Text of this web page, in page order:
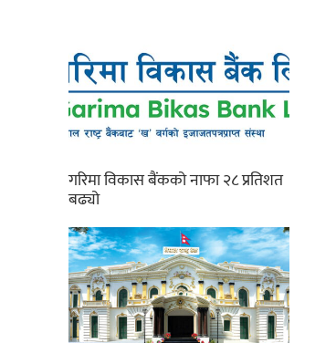
गरिमा विकास बैंकको नाफा २८ प्रतिशत
बढ्यो